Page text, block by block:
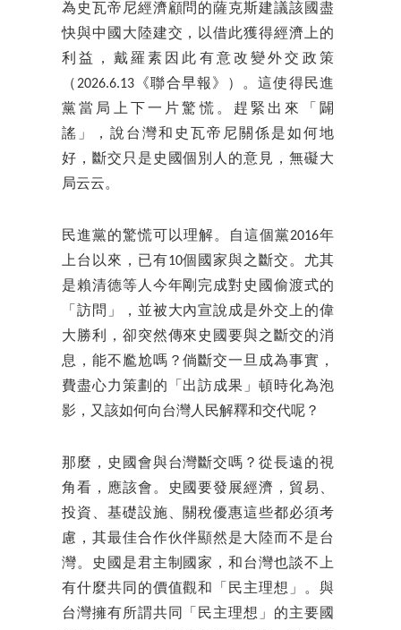
為史瓦帝尼經濟顧問的薩克斯建議該國盡
快與中國大陸建交，以借此獲得經濟上的
利益，戴羅素因此有意改變外交政策
（2026.6.13《聯合早報》）。這使得民進
黨當局上下一片驚慌。趕緊出來「闢
謠」，說台灣和史瓦帝尼關係是如何地
好，斷交只是史國個別人的意見，無礙大
局云云。
民進黨的驚慌可以理解。自這個黨2016年
上台以來，已有10個國家與之斷交。尤其
是賴清德等人今年剛完成對史國偷渡式的
「訪問」，並被大內宣說成是外交上的偉
大勝利，卻突然傳來史國要與之斷交的消
息，能不尷尬嗎？倘斷交一旦成為事實，
費盡心力策劃的「出訪成果」頓時化為泡
影，又該如何向台灣人民解釋和交代呢？
那麼，史國會與台灣斷交嗎？從長遠的視
角看，應該會。史國要發展經濟，貿易、
投資、基礎設施、關稅優惠這些都必須考
慮，其最佳合作伙伴顯然是大陸而不是台
灣。史國是君主制國家，和台灣也談不上
有什麼共同的價值觀和「民主理想」。與
台灣擁有所謂共同「民主理想」的主要國